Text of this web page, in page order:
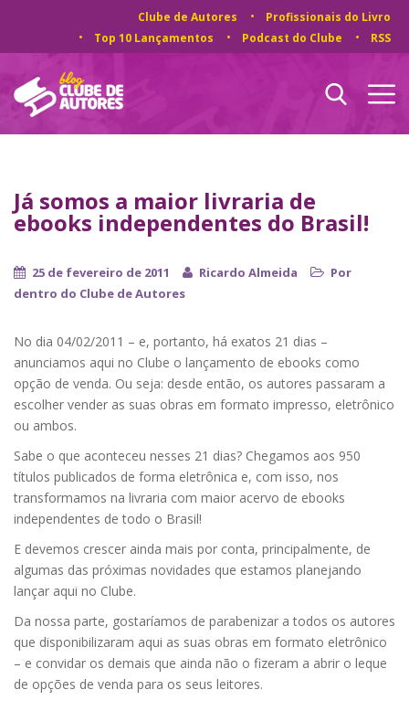
Clube de Autores
Profissionais do Livro
Top 10 Lançamentos
Podcast do Clube RSS
Já somos a maior livraria de
ebooks independentes do Brasil!
25 de fevereiro de 2011 Ricardo Almeida
Por
dentro do Clube de Autores
No dia 04/02/2011 – e, portanto, há exatos 21 dias –
anunciamos aqui no Clube o lançamento de ebooks como
opção de venda. Ou seja: desde então, os autores passaram a
escolher vender as suas obras em formato impresso, eletrônico
ou ambos.
Sabe o que aconteceu nesses 21 dias? Chegamos aos 950
títulos publicados de forma eletrônica e, com isso, nos
transformamos na livraria com maior acervo de ebooks
independentes de todo o Brasil!
E devemos crescer ainda mais por conta, principalmente, de
algumas das próximas novidades que estamos planejando
lançar aqui no Clube.
Da nossa parte, gostaríamos de parabenizar a todos os autores
que disponibilizaram aqui as suas obras em formato eletrônico
– e convidar os demais que ainda não o fizeram a abrir o leque
de opções de venda para os seus leitores.